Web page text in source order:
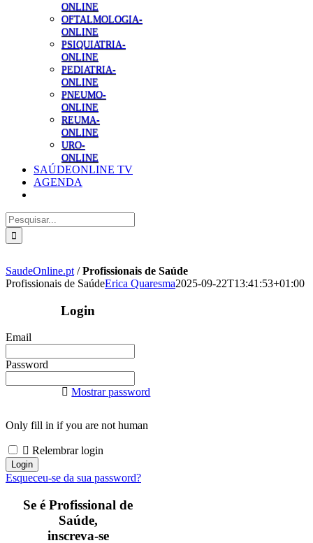
ONLINE
OFTALMOLOGIA-
ONLINE
PSIQUIATRIA-
ONLINE
PEDIATRIA-
ONLINE
PNEUMO-
ONLINE
REUMA-
ONLINE
URO-
ONLINE
SAÚDEONLINE TV
AGENDA
Pesquisar
SaudeOnline.pt /Profissionais de Saúde
Profissionais de SaúdeErica Quaresma2025-09-22T13:41:53+01:00
Login
Email
Password
Mostrar password
Only fill in if you are not human
Relembrar login
Esqueceu-se da sua password?
Se é Profissional de
Saúde,
inscreva-se